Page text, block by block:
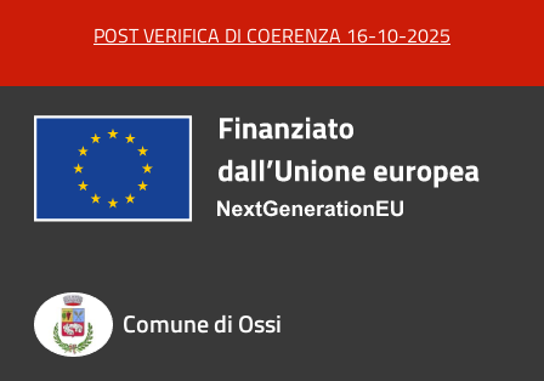
POST VERIFICA DI COERENZA 16-10-2025
Comune di Ossi